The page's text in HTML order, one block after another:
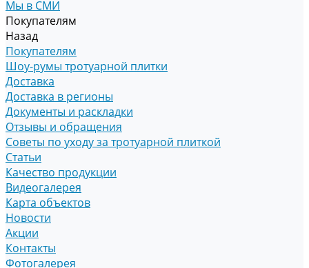
Мы в СМИ
Покупателям
Назад
Покупателям
Шоу-румы тротуарной плитки
Доставка
Доставка в регионы
Документы и раскладки
Отзывы и обращения
Советы по уходу за тротуарной плиткой
Статьи
Качество продукции
Видеогалерея
Карта объектов
Новости
Акции
Контакты
Фотогалерея